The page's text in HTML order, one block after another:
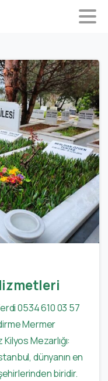
0 0
0534 610 03 57
Mermer
Mezarlığı:
dünyanın en
biridir.